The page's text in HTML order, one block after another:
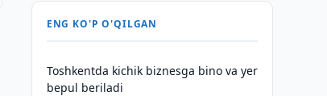
ENG KO'P O'QILGAN
Toshkentda kichik biznesga bino va yer
bepul beriladi